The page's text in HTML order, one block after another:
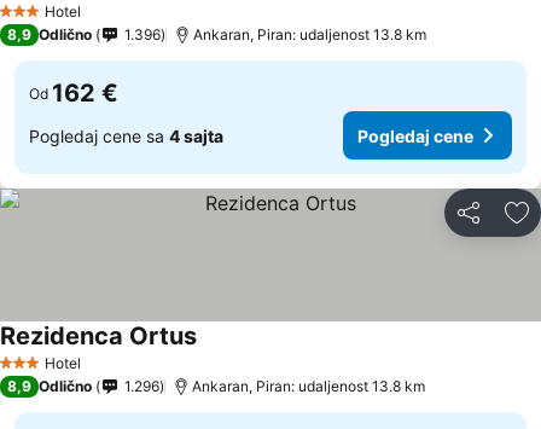
3 Zvezdice
Hotel
8,9 Odlično 1.396 Ankaran, Piran: udaljenost 13.8 km
Od 162 €
Pogledaj cene sa 4 sajta Pogledaj cene
Deli
3 Zvezdice
Hotel
Rezidenca Ortus
8,9 Odlično 1.296 Ankaran, Piran: udaljenost 13.8 km